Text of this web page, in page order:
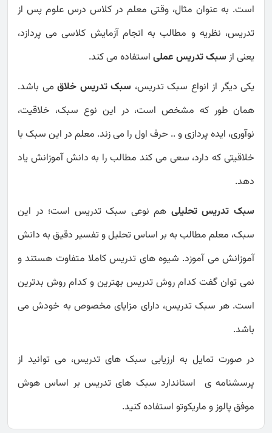
است. به عنوان مثال، وقتی معلم در کلاس درس علوم پس از
تدریس، نظریه و مطالب به انجام آزمایش کلاسی می پردازد،
یعنی ازسبک تدریس عملیاستفاده می کند.
یکی دیگر از انواع سبک تدریس، سبک تدریس خلاق می باشد.
همان طور که مشخص است، در این نوع سبک، خلاقیت،
نوآوری، ایده پردازی و .. حرف اول را می زند. معلم در این سبک با
خلاقیتی که دارد، سعی می کند مطالب را به دانش آموزانش یاد
دهد.
سبک تدریس تحلیلی هم نوعی سبک تدریس است؛ در این
سبک، معلم مطالب به بر اساس تحلیل و تفسیر دقیق به دانش
آموزانش می آموزد. شیوه های تدریس کاملا متفاوت هستند و
نمی توان گفت کدام روش تدریس بهترین و کدام روش بدترین
است. هر سبک تدریس، دارای مزایای مخصوص به خودش می
باشد.
در صورت تمایل به ارزیابی سبک های تدریس، می توانید از
پرسشنامه ی استاندارد سبک های تدریس بر اساس هوش
موفق پالوز و ماریکوتو استفاده کنید.